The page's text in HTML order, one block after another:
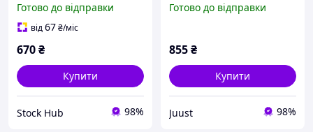
Телеконвертер для
дзеркальних і цифрових
Готово до відправки
від67₴/міс
670₴
Купити
Stock Hub 98%
очисник для
Готово до відправки
855₴
Купити
Juust 98%